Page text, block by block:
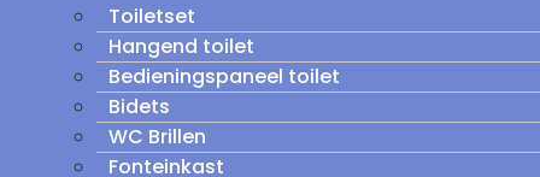
Toiletset
Hangend toilet
Bedieningspaneel toilet
Bidets
WC Brillen
Fonteinkast